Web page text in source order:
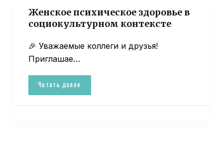
Женское психическое здоровье в
социокультурном контексте
🎉 Уважаемые коллеги и друзья!
Приглашае…
Читать далее